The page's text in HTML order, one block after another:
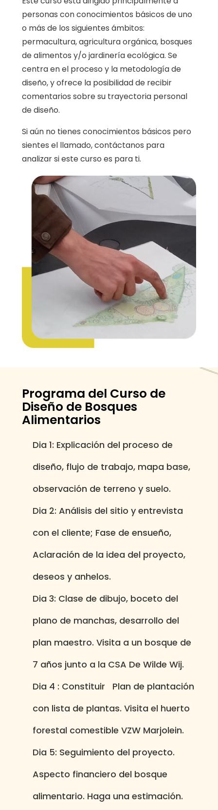
personas con conocimientos básicos de uno
o más de los siguientes ámbitos:
permacultura, agricultura orgánica, bosques
de alimentos y/o jardinería ecológica. Se
centra en el proceso y la metodología de
diseño, y ofrece la posibilidad de recibir
comentarios sobre su trayectoria personal
de diseño.
Si aún no tienes conocimientos básicos pero
sientes el llamado, contáctanos para
analizar si este curso es para ti.
Programa del Curso de
Diseño de Bosques
Alimentarios
Dia 1: Explicación del proceso de
diseño, flujo de trabajo, mapa base,
observación de terreno y suelo.
Dia 2: Análisis del sitio y entrevista
con el cliente; Fase de ensueño,
Aclaración de la idea del proyecto,
deseos y anhelos.
Dia 3: Clase de dibujo, boceto del
plano de manchas, desarrollo del
plan maestro. Visita a un bosque de
7 años junto a la CSA De Wilde Wij.
Dia 4 : Constituir
Plan de plantación
con lista de plantas. Visita el huerto
forestal comestible VZW Marjolein.
Dia 5: Seguimiento del proyecto.
Aspecto financiero del bosque
alimentario. Haga una estimación.